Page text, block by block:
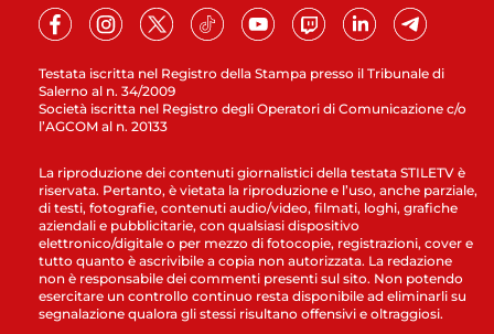
Testata iscritta nel Registro della Stampa presso il Tribunale di
Salerno al n. 34/2009
Società iscritta nel Registro degli Operatori di Comunicazione c/o
l’AGCOM al n. 20133
La riproduzione dei contenuti giornalistici della testata STILETV è
riservata. Pertanto, è vietata la riproduzione e l’uso, anche parziale,
di testi, fotografie, contenuti audio/video, filmati, loghi, grafiche
aziendali e pubblicitarie, con qualsiasi dispositivo
elettronico/digitale o per mezzo di fotocopie, registrazioni, cover e
tutto quanto è ascrivibile a copia non autorizzata. La redazione
non è responsabile dei commenti presenti sul sito. Non potendo
esercitare un controllo continuo resta disponibile ad eliminarli su
segnalazione qualora gli stessi risultano offensivi e oltraggiosi.